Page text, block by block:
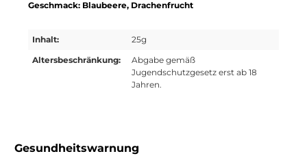
Geschmack: Blaubeere, Drachenfrucht
Inhalt:
25g
Altersbeschränkung:
Abgabe gemäß
Jugendschutzgesetz erst ab 18
Jahren.
Gesundheitswarnung